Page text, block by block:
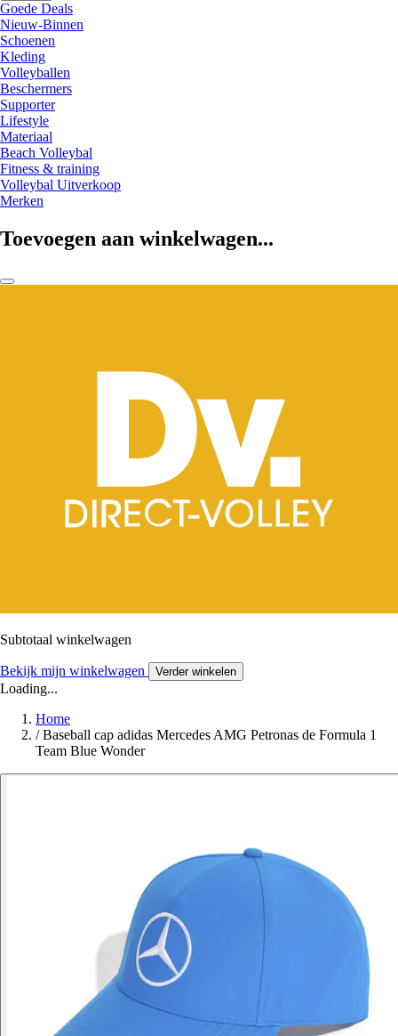
Goede Deals
Nieuw-Binnen
Schoenen
Kleding
Volleyballen
Beschermers
Supporter
Lifestyle
Materiaal
Beach Volleybal
Fitness & training
Volleybal Uitverkoop
Merken
Toevoegen aan winkelwagen...
Subtotaal winkelwagen
Bekijk mijn winkelwagen Verder winkelen
Loading...
Home
/ Baseball cap adidas Mercedes AMG Petronas de Formula 1
Team Blue Wonder